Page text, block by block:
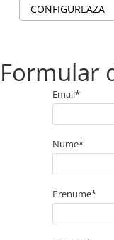
CONFIGUREAZA
Formular
Email*
Nume*
Prenume*